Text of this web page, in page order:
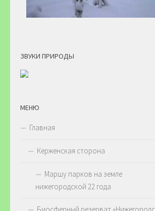
ЗВУКИ ПРИРОДЫ
МЕНЮ
Главная
Керженская сторона
Маршу парков на земле
нижегородской 22 года